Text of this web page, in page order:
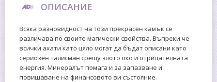
ОПИСАНИЕ
Всяка разновидност на този прекрасен камък се
различава по своите магически свойства. Въпреки че
всички ахати като цяло могат да бъдат описани като
сериозен талисман срещу злото око и отрицателната
енергия. Минералът помага и за запазване и
повишаване на финансовото ви състояние.